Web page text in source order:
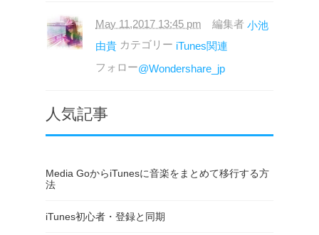
May 11,2017 13:45 pm 編集者 小池
由貴 カテゴリー iTunes関連
フォロー@Wondershare_jp
人気記事
Media GoからiTunesに音楽をまとめて移行する方
法
iTunes初心者・登録と同期